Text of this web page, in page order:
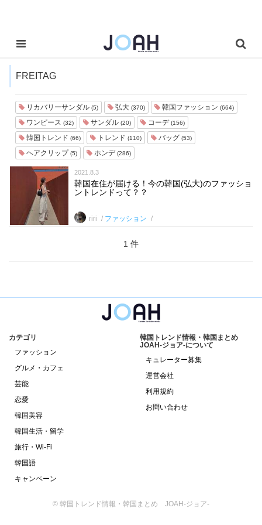
FREITAG
リカバリーサンダル (5) 弘大 (370) 韓国ファッション (664)
ワンピース (32) サンダル (20) コーデ(156)
韓国トレンド (66) トレンド (110) バッグ (53)
ヘアクリップ(5) ホンデ(286)
2021.8.3
韓国在住が届ける！今の韓国(弘大)のファッショ
ントレンドって？？
riri ファッション
1 件
カテゴリ
ファッション
グルメ・カフェ
芸能
恋愛
韓国美容
韓国生活・留学
旅行・Wi-Fi
韓国語
キャンペーン
韓国トレンド情報・韓国まとめ
JOAH-ジョア-について
キュレーター募集
運営会社
利用規約
お問い合わせ
© 韓国トレンド情報・韓国まとめ JOAH-ジョア-